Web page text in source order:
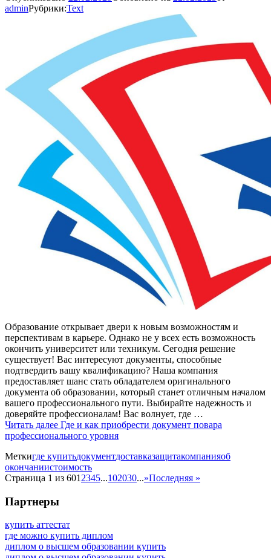
adminРубрики:Text
Образование открывает двери к новым возможностям и
перспективам в карьере. Однако не у всех есть возможность
окончить университет или техникум. Сегодня решение
существует! Вас интересуют документы, способные
подтвердить вашу квалификацию? Наша компания
предоставляет шанс стать обладателем оригинального
документа об образовании, который станет отличным началом
вашего профессионального пути. Выбирайте надежность и
доверяйте профессионалам! Вас волнует, где …
Читать далее Где и как приобрести документ повара
профессионального уровня
Меткигде купитьдокументдоставказащитакомпанияоб
окончаниистоимость
Страница 1 из 601 2345...102030...»Последняя »
Партнеры
купить аттестат
где можно купить диплом
диплом о высшем образовании купить